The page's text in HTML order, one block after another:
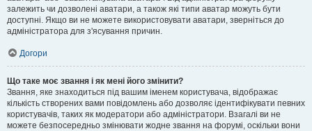
залежить чи дозволені аватари, а також які типи аватар можуть бути
доступні. Якщо ви не можете використовувати аватари, зверніться до
адміністратора для з'ясування причин.
Догори
Що таке моє звання і як мені його змінити?
Звання, яке знаходиться під вашим іменем користувача, відображає
кількість створених вами повідомлень або дозволяє ідентифікувати певних
користувачів, таких як модератори або адміністратори. Взагалі ви не
можете безпосередньо змінювати жодне звання на форумі, оскільки вони